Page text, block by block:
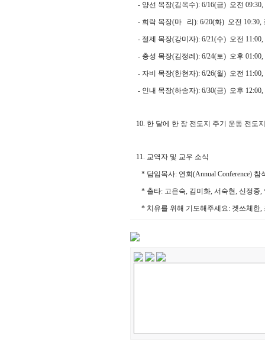
- 양선 목장(김옥수): 6/16(금) 오전
- 희락 목장(마 리): 6/20(화) 오전 10:30,
- 절제 목장(강미자): 6/21(수) 오전
- 충성 목장(김정례): 6/24(토) 오후
- 자비 목장(한현자): 6/26(월) 오전
- 인내 목장(하송자): 6/30(금) 오후
10. 한 달에 한 장 전도지 주기 운동 전도
11. 교역자 및 교우 소식
* 담임목사: 연회(Annual Conference) 참
* 출타: 고은숙, 김미화, 서숙현, 신정중
* 치유를 위해 기도해주세요: 겟쓰체한,